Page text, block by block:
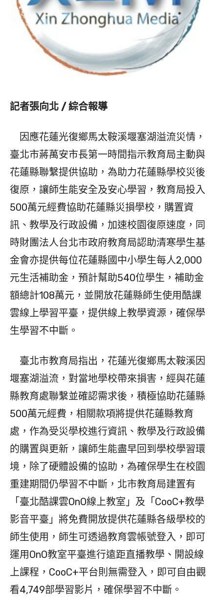
記者張向北 / 綜合報導
因應花蓮光復鄉馬太鞍溪堰塞湖溢流災情，
臺北市蔣萬安市長第一時間指示教育局主動與
花蓮縣聯繫提供協助，為助力花蓮縣學校災後
復原，讓師生能安全及安心學習，教育局投入
500萬元經費協助花蓮縣災損學校，購置資
訊、教學及行政設備，加速校園復原速度，同
時財團法人台北市政府教育局認助清寒學生基
金會亦提供每位花蓮縣國中小學生每人2,000
元生活補助金，預計幫助540位學生，補助金
額總計108萬元，並開放花蓮縣師生使用酷課
雲線上學習平臺，提供線上教學資源，確保學
生學習不中斷。
臺北市教育局指出，花蓮光復鄉馬太鞍溪因
堰塞湖溢流，對當地學校帶來損害，經與花蓮
縣教育處聯繫並確認需求後，積極協助花蓮縣
500萬元經費，相關款項將提供花蓮縣教育
處，作為受災學校進行資訊、教學及行政設備
的購置與更新，讓師生能盡早回到學校學習環
境，除了硬體設備的協助，為確保學生在校園
重建期間仍學習不中斷，北市教育局建置有
「臺北酷課雲OnO線上教室」及「CooC+教學
影音平臺」將免費開放提供花蓮縣各級學校的
師生使用，師生可透過教育雲帳號登入，即可
運用OnO教室平臺進行遠距直播教學、開設線
上課程，CooC+平台則無需登入，即可自由觀
看4,749部學習影片，確保學習不中斷。